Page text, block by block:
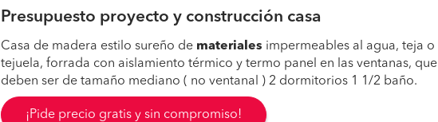
Presupuesto proyecto y construcción casa
Casa de madera estilo sureño de materiales impermeables al agua, teja o
tejuela, forrada con aislamiento térmico y termo panel en las ventanas, que
deben ser de tamaño mediano ( no ventanal ) 2 dormitorios 1 1/2 baño.
¡Pide precio gratis y sin compromiso!